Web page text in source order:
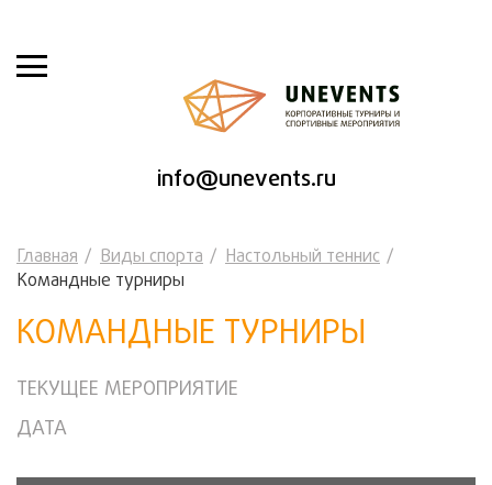
info@unevents.ru
Главная Виды спорта
Настольный теннис
Командные турниры
КОМАНДНЫЕ ТУРНИРЫ
ТЕКУЩЕЕ МЕРОПРИЯТИЕ
ДАТА